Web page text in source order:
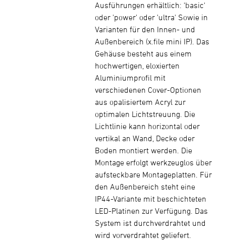
Ausführungen erhältlich: 'basic'
oder 'power' oder 'ultra' Sowie in
Varianten für den Innen- und
Außenbereich (x.file mini IP). Das
Gehäuse besteht aus einem
hochwertigen, eloxierten
Aluminiumprofil mit
verschiedenen Cover-Optionen
aus opalisiertem Acryl zur
optimalen Lichtstreuung. Die
Lichtlinie kann horizontal oder
vertikal an Wand, Decke oder
Boden montiert werden. Die
Montage erfolgt werkzeuglos über
aufsteckbare Montageplatten. Für
den Außenbereich steht eine
IP44-Variante mit beschichteten
LED-Platinen zur Verfügung. Das
System ist durchverdrahtet und
wird vorverdrahtet geliefert.